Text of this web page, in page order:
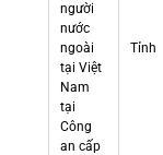
người
nước
ngoài
tại Việt
Nam
tại
Công
an cấp
Tỉnh